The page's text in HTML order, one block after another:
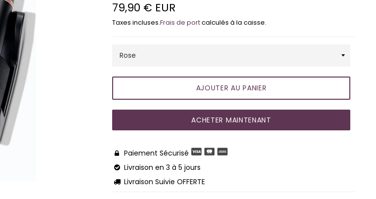
Prix
régulier
79,90 € EUR
Taxes incluses.Frais de portcalculés à la caisse.
AJOUTER AU PANIER
ACHETER MAINTENANT
 Paiement Sécurisé
 Livraison en 3 à 5 jours
 Livraison Suivie OFFERTE